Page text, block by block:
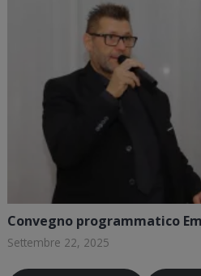
Convegno programmatico
Settembre 22, 2025